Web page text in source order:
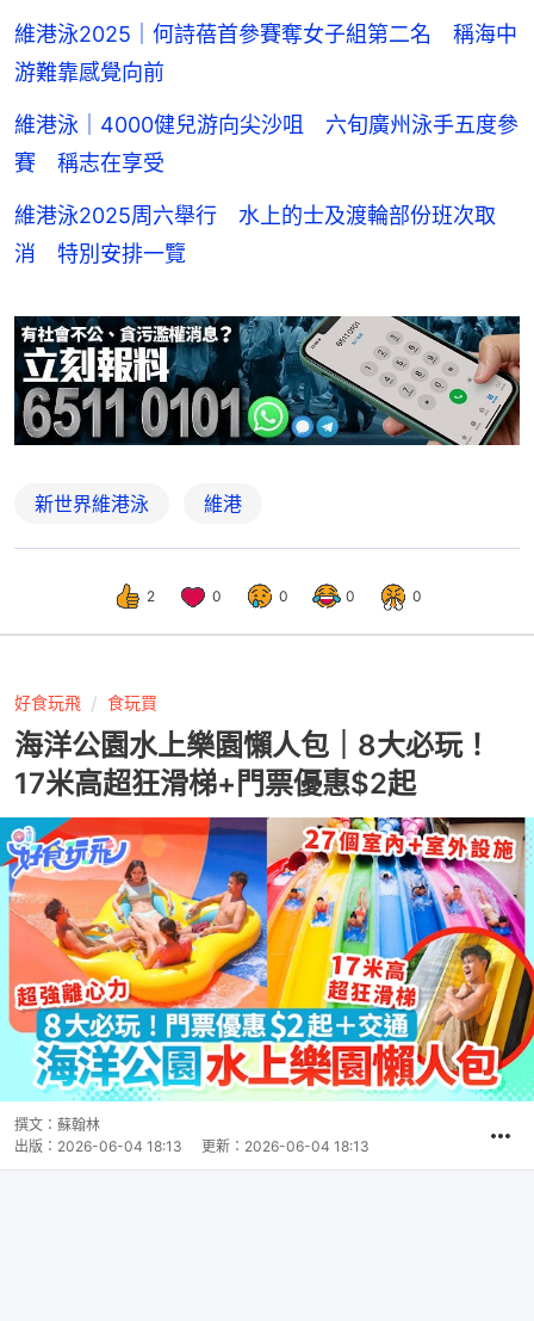
維港泳2025｜何詩蓓首參賽奪女子組第二名 稱海中
游難靠感覺向前
維港泳｜4000健兒游向尖沙咀 六旬廣州泳手五度參
賽 稱志在享受
維港泳2025周六舉行 水上的士及渡輪部份班次取
消 特別安排一覽
新世界維港泳 維港
2 0 0 0 0
好食玩飛 食玩買
海洋公園水上樂園懶人包｜8大必玩！
17米高超狂滑梯+門票優惠$2起
撰文： 蘇翰林
出版： 2026-06-04 18:13 更新： 2026-06-04 18:13